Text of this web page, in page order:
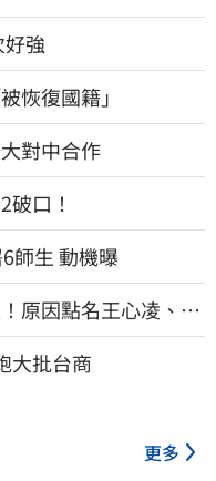
強
恢復國籍」
對中合作
口！
師生 動機曝
原因點名王心凌、楊
大批台商
更多